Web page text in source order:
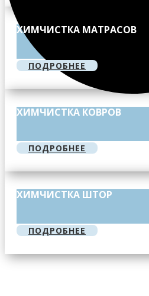
ХИМЧИСТКА МАТРАСОВ
ПОДРОБНЕЕ
ХИМЧИСТКА КОВРОВ
ПОДРОБНЕЕ
ХИМЧИСТКА ШТОР
ПОДРОБНЕЕ